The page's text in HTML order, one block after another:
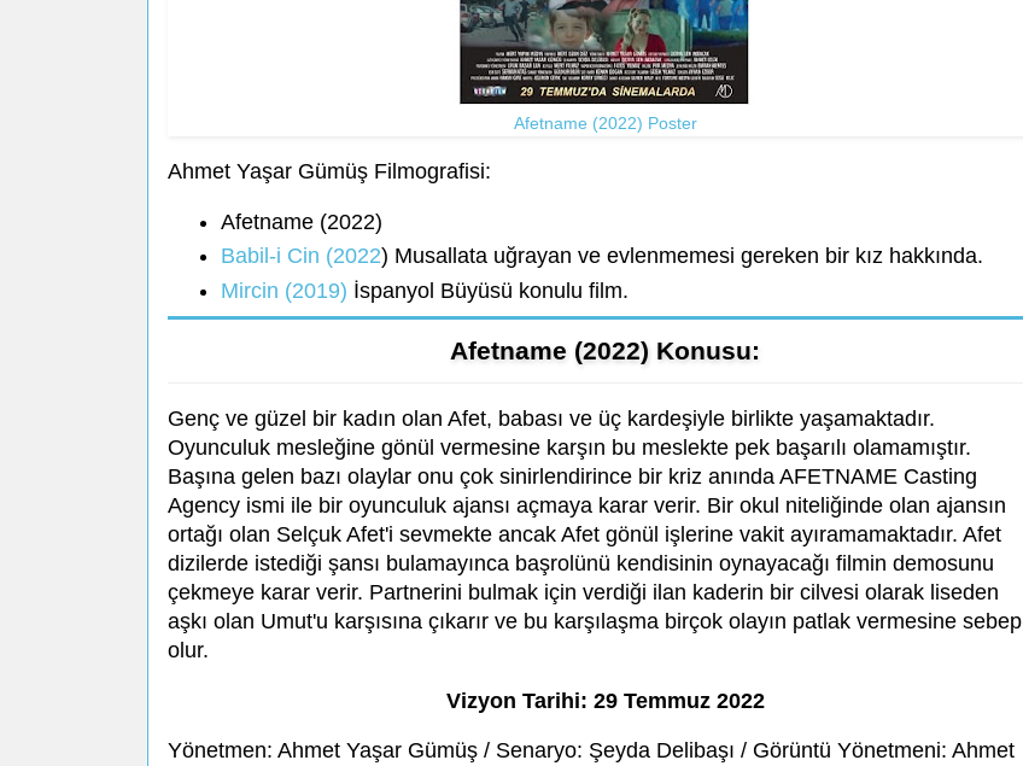
Afetname (2022) Poster
Ahmet Yaşar Gümüş Filmografisi:
Afetname (2022)
Babil-i Cin (2022) Musallata uğrayan ve evlenmemesi gereken bir kız hakkında.
Mircin (2019) İspanyol Büyüsü konulu film.
Afetname (2022) Konusu:
Genç ve güzel bir kadın olan Afet, babası ve üç kardeşiyle birlikte yaşamaktadır.
Oyunculuk mesleğine gönül vermesine karşın bu meslekte pek başarılı olamamıştır.
Başına gelen bazı olaylar onu çok sinirlendirince bir kriz anında AFETNAME Casting
Agency ismi ile bir oyunculuk ajansı açmaya karar verir. Bir okul niteliğinde olan ajansın
ortağı olan Selçuk Afet'i sevmekte ancak Afet gönül işlerine vakit ayıramamaktadır. Afet
dizilerde istediği şansı bulamayınca başrolünü kendisinin oynayacağı filmin demosunu
çekmeye karar verir. Partnerini bulmak için verdiği ilan kaderin bir cilvesi olarak liseden
aşkı olan Umut'u karşısına çıkarır ve bu karşılaşma birçok olayın patlak vermesine sebep
olur.
Vizyon Tarihi: 29 Temmuz 2022
Yönetmen: Ahmet Yaşar Gümüş / Senaryo: Şeyda Delibaşı / Görüntü Yönetmeni: Ahmet